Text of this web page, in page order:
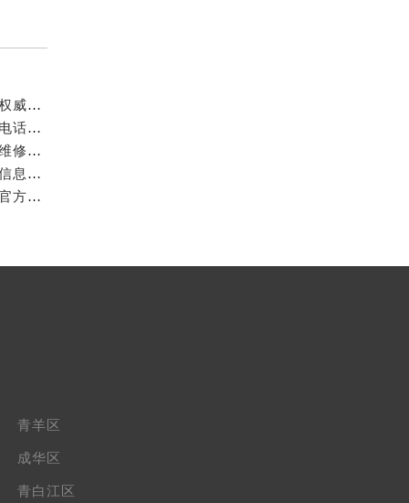
成都万国官方售后服务中心｜最新电话和官方维修地址权威信息公示（2026年7月最新）
亲身探访成都万国官方售后服务中心｜网点地址与客服电话（2026年7月最新）
亲身到店探访成都万国官方售后服务中心｜官方地址与维修热线（2026年7月最新）
成都万国官方售后服务中心｜最新热线及维修地址权威信息公示（2026年7月最新）
亲身到店探访成都万国官方售后服务中心｜维修地址与官方客服热线（2026年7月最新）
青羊区
成华区
青白江区